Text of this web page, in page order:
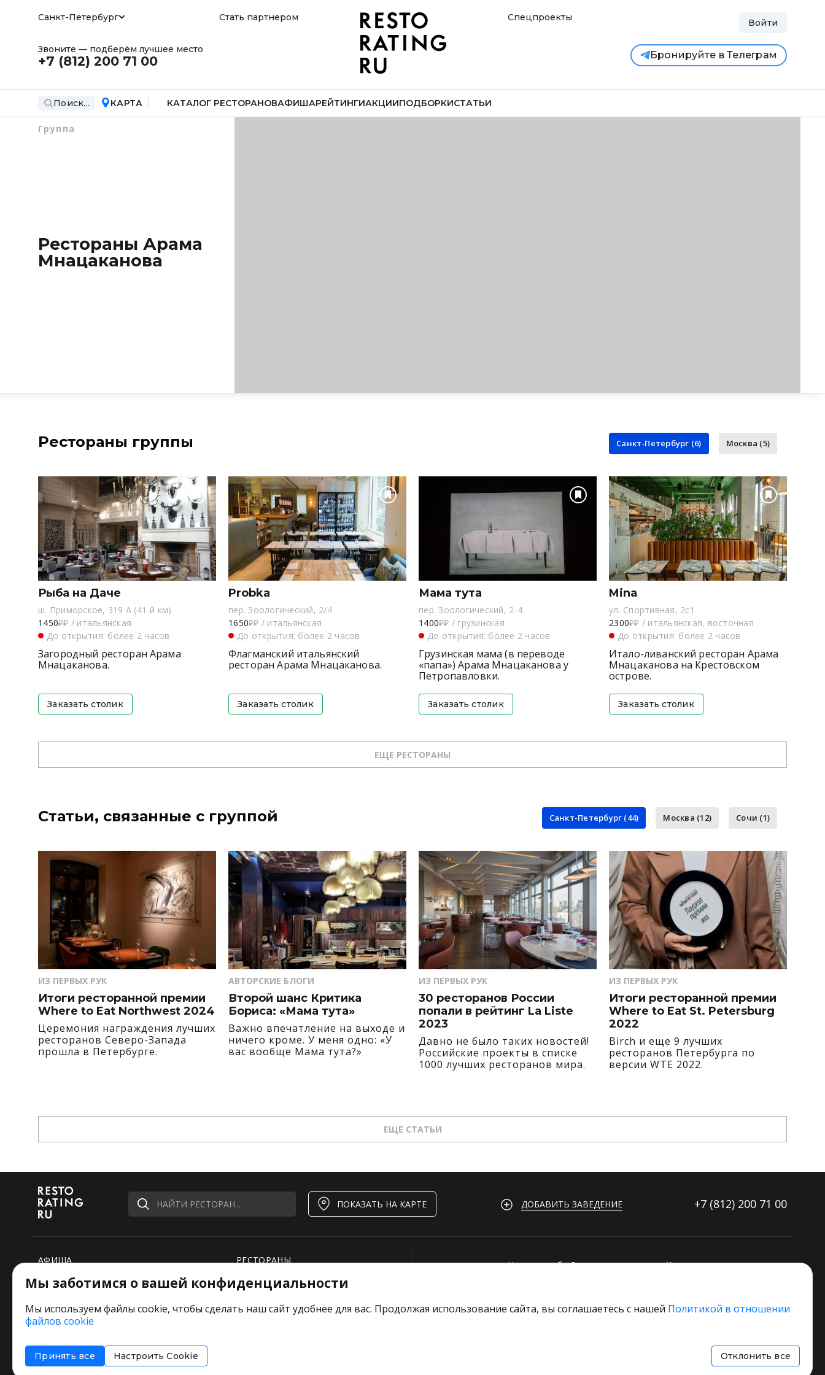
Санкт-Петербург Стать партнером Спецпроекты Войти
Звоните — подберём лучшее место
+7 (812) 200 71 00 Бронируйте в Телеграм
Поиск... КАРТА КАТАЛОГ РЕСТОРАНОВАФИШАРЕЙТИНГИАКЦИИПОДБОРКИСТАТЬИ
Группа
Рестораны Арама
Мнацаканова
Рестораны группы Санкт-Петербург (6) Москва (5)
Рыба на Даче
ш. Приморское, 319 А (41-й км)
1450₽₽ / итальянская
До открытия: более 2 часов
Загородный ресторан Арама
Мнацаканова.
Заказать столик
Probka
пер. Зоологический, 2/4
1650₽₽ / итальянская
До открытия: более 2 часов
Флагманский итальянский
ресторан Арама Мнацаканова.
Заказать столик
Мама тута
пер. Зоологический, 2-4
1400₽₽ / грузинская
До открытия: более 2 часов
Грузинская мама (в переводе
«папа») Арама Мнацаканова у
Петропавловки.
Заказать столик
Mina
ул. Спортивная, 2с1
2300₽₽ / итальянская, восточная
До открытия: более 2 часов
Итало-ливанский ресторан Арама
Мнацаканова на Крестовском
острове.
Заказать столик
ЕЩЕ РЕСТОРАНЫ
Статьи, связанные с группой Санкт-Петербург (44) Москва (12) Сочи (1)
ИЗ ПЕРВЫХ РУК
Итоги ресторанной премии
Where to Eat Northwest 2024
Церемония награждения лучших
ресторанов Северо-Запада
прошла в Петербурге.
АВТОРСКИЕ БЛОГИ
Второй шанс Критика
Бориса: «Мама тута»
Важно впечатление на выходе и
ничего кроме. У меня одно: «У
вас вообще Мама тута?»
ИЗ ПЕРВЫХ РУК
30 ресторанов России
попали в рейтинг La Liste
2023
Давно не было таких новостей!
Российские проекты в списке
1000 лучших ресторанов мира.
ИЗ ПЕРВЫХ РУК
Итоги ресторанной премии
Where to Eat St. Petersburg
2022
Birch и еще 9 лучших
ресторанов Петербургa по
версии WTE 2022.
ЕЩЕ СТАТЬИ
НАЙТИ РЕСТОРАН... ПОКАЗАТЬ НА КАРТЕ ДОБАВИТЬ ЗАВЕДЕНИЕ +7 (812) 200 71 00
АФИША
РЕСТОРАНЫ
РЕЙТИНГИ
НОВОСТИ
СПЕЦПРОЕКТЫ
РЕДАКЦИЯ ШУТИТ
Нашли ошибку?
Вакансии
Контакты
Основной стек технологий
Мы заботимся о вашей конфиденциальности
Мы используем файлы cookie, чтобы сделать наш сайт удобнее для вас. Продолжая использование сайта, вы соглашаетесь с нашей Политикой в отношении
файлов cookie
Принять все Настроить Cookie Отклонить все